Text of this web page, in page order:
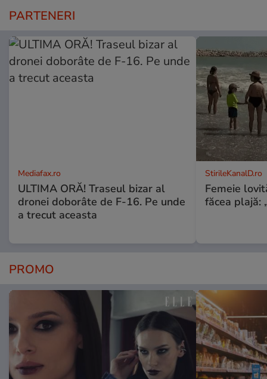
PARTENERI
Mediafax.ro
ULTIMA ORĂ! Traseul bizar al
dronei doborâte de F-16. Pe unde
a trecut aceasta
StirileKanalD.ro
Femeie
făcea plajă:
PROMO